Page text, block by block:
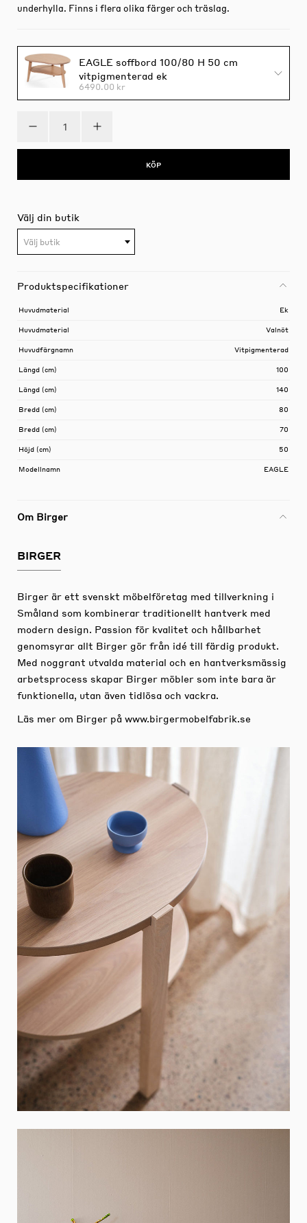
underhylla. Finns i flera olika färger och träslag.
EAGLE soffbord 100/80 H 50 cm
vitpigmenterad ek
6490.00 kr
KÖP
Välj din butik
Välj butik
Produktspecifikationer
Huvudmaterial Ek
Huvudmaterial Valnöt
Huvudfärgnamn Vitpigmenterad
Längd (cm) 100
Längd (cm) 140
Bredd (cm) 80
Bredd (cm) 70
Höjd (cm) 50
Modellnamn EAGLE
Om Birger
BIRGER
Birger är ett svenskt möbelföretag med tillverkning i
Småland som kombinerar traditionellt hantverk med
modern design. Passion för kvalitet och hållbarhet
genomsyrar allt Birger gör från idé till färdig produkt.
Med noggrant utvalda material och en hantverksmässig
arbetsprocess skapar Birger möbler som inte bara är
funktionella, utan även tidlösa och vackra.
Läs mer om Birger på www.birgermobelfabrik.se